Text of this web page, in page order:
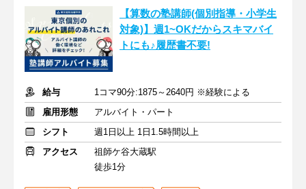
【算数の塾講師(個別指導・小学生
対象)】週1~OKだからスキマバイ
トにも♪履歴書不要!
給与
1コマ90分:1875～2640円 ※経験による
雇用形態
アルバイト・パート
シフト
週1日以上 1日1.5時間以上
アクセス
祖師ケ谷大蔵駅
徒歩1分